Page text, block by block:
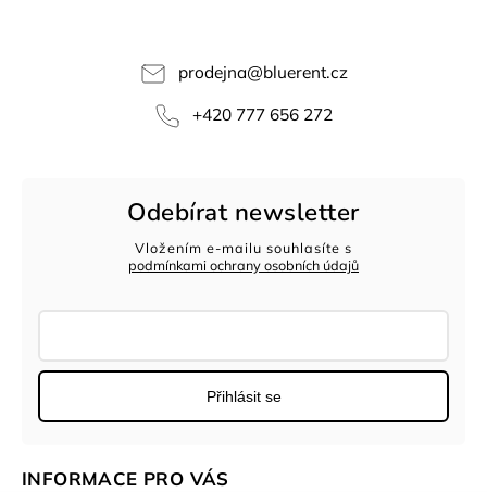
prodejna@bluerent.cz
+420 777 656 272
Odebírat newsletter
Vložením e-mailu souhlasíte s
podmínkami ochrany osobních údajů
Přihlásit se
INFORMACE PRO VÁS